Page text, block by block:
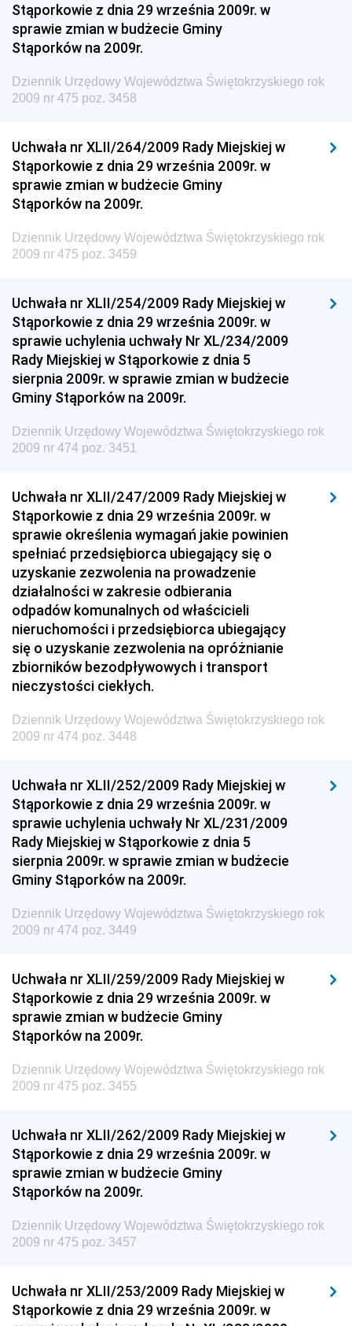
Gospodarki Terenowej i Ochrony Środowiska
Dziennik Urzędowy Ministerstwa Administracji i
Gospodarki Przestrzennej
Dziennik Urzędowy Unii Europejskiej, L
Dziennik Urzędowy Ministerstwa Przemysłu
Chemicznego i Lekkiego
Dziennik Urzędowy Ministerstwa Rolnictwa i
Gospodarki Żywnościowej
Dziennik Urzędowy Ministra Rodziny, Pracy i Polityki
Społecznej
Dziennik Urzędowy Ministra Rozwoju
Dziennik Urzędowy Ministra Infrastruktury i
Budownictwa
Dziennik Urzędowy Ministra Gospodarki Morskiej i
Żeglugi Śródlądowej
Dziennik Urzędowy Ministra Energii
Dziennik Urzędowy Ministra Finansów
Dziennik Urzędowy Ministra Rozwoju i Finansów
Dziennik Urzędowy Wyższego Urzędu Górniczego
Dziennik Urzędowy Prezesa Urzędu Transportu
Kolejowego
Dziennik Urzędowy Ministra Przedsiębiorczości i
Technologii
Dziennik Urzędowy Ministra Inwestycji i Rozwoju
Dziennik Urzędowy Naczelnego Dyrektora Archiwów
Państwowych
Dziennik Urzędowy Ministra Finansów, Inwestycji i
Rozwoju
Dziennik Urzędowy Ministra Sportu
Dziennik Urzędowy Ministra Funduszy i Polityki
Regionalnej
Dziennik Urzędowy Ministra Aktywów Państwowych
Dziennik Urzędowy Ministra Zdrowia
Dziennik Urzędowy Ministra Środowiska i Głównego
Inspektora Ochrony Środowiska
Dziennik Urzędowy Ministerstwa Kultury, Dziedzictwa
Narodowego i Sportu
Dziennik Urzędowy Ministra Finansów, Funduszy i
Dziennik Urzędowy Ministra Rozwoju, Pracy i
Dziennik Urzędowy Ministra Kultury, Dziedzictwa
Narodowego i Sportu
Dziennik Urzędowy Ministra Rodziny i Polityki
Społecznej
Dziennik Urzędowy Komendy Głównej Straży
Granicznej
Drogowego
Dziennik Urzędowy Narodowego Banku Polskiego
Stąporkowie z dnia 29 września 2009r. w
sprawie zmian w budżecie Gminy
Stąporków na 2009r.
Dziennik Urzędowy Województwa Świętokrzyskiego rok
2009 nr 475 poz. 3458
Uchwała nr XLII/264/2009 Rady Miejskiej w
Stąporkowie z dnia 29 września 2009r. w
sprawie zmian w budżecie Gminy
Stąporków na 2009r.
Dziennik Urzędowy Województwa Świętokrzyskiego rok
2009 nr 475 poz. 3459
Uchwała nr XLII/254/2009 Rady Miejskiej w
Stąporkowie z dnia 29 września 2009r. w
sprawie uchylenia uchwały Nr XL/234/2009
Rady Miejskiej w Stąporkowie z dnia 5
sierpnia 2009r. w sprawie zmian w budżecie
Gminy Stąporków na 2009r.
Dziennik Urzędowy Województwa Świętokrzyskiego rok
2009 nr 474 poz. 3451
Uchwała nr XLII/247/2009 Rady Miejskiej w
Stąporkowie z dnia 29 września 2009r. w
sprawie określenia wymagań jakie powinien
spełniać przedsiębiorca ubiegający się o
uzyskanie zezwolenia na prowadzenie
działalności w zakresie odbierania
odpadów komunalnych od właścicieli
nieruchomości i przedsiębiorca ubiegający
się o uzyskanie zezwolenia na opróżnianie
zbiorników bezodpływowych i transport
nieczystości ciekłych.
Dziennik Urzędowy Województwa Świętokrzyskiego rok
2009 nr 474 poz. 3448
Uchwała nr XLII/252/2009 Rady Miejskiej w
Stąporkowie z dnia 29 września 2009r. w
sprawie uchylenia uchwały Nr XL/231/2009
Rady Miejskiej w Stąporkowie z dnia 5
sierpnia 2009r. w sprawie zmian w budżecie
Gminy Stąporków na 2009r.
Dziennik Urzędowy Województwa Świętokrzyskiego rok
2009 nr 474 poz. 3449
Uchwała nr XLII/259/2009 Rady Miejskiej w
Stąporkowie z dnia 29 września 2009r. w
sprawie zmian w budżecie Gminy
Stąporków na 2009r.
Dziennik Urzędowy Województwa Świętokrzyskiego rok
2009 nr 475 poz. 3455
Uchwała nr XLII/262/2009 Rady Miejskiej w
Stąporkowie z dnia 29 września 2009r. w
sprawie zmian w budżecie Gminy
Stąporków na 2009r.
Dziennik Urzędowy Województwa Świętokrzyskiego rok
2009 nr 475 poz. 3457
Uchwała nr XLII/253/2009 Rady Miejskiej w
Stąporkowie z dnia 29 września 2009r. w